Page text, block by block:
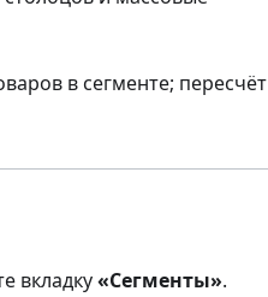
в сегменте; пересчёт
вкладку«Сегменты».